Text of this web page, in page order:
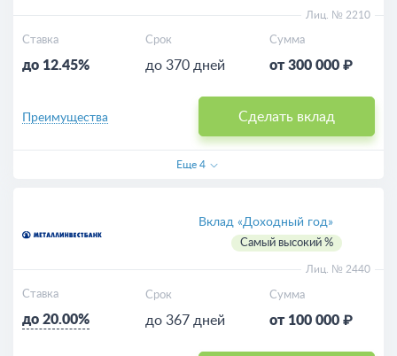
Лиц. № 2210
Ставка
до 12.45%
Срок
до 370 дней
Сумма
от 300 000 ₽
Сделать вклад
Преимущества
Еще 4
Вклад «Доходный год»
Самый высокий %
Лиц. № 2440
Ставка
до 20.00%
Срок
до 367 дней
Сумма
от 100 000 ₽